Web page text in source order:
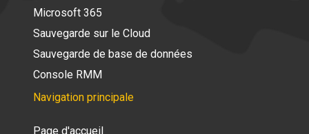
Microsoft 365
Sauvegarde sur le Cloud
Sauvegarde de base de données
Console RMM
Navigation principale
Page d'accueil